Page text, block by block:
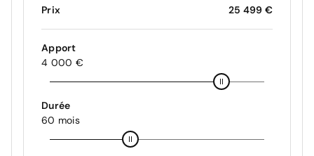
Prix 25 499 €
Apport
4 000 €
Durée
60 mois